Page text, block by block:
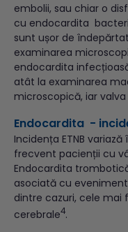
embolii, sau chiar o
cu endocardita
sunt ușor de
examinarea
endocardita
atât la examinarea
microscopică, iar
Endocardita -
Incidența ETNB
frecvent pacienții cu
Endocardita
asociată cu
dintre cazuri, cele mai
cerebrale4.